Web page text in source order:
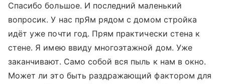
Спасибо большое. И последний маленький
вопросик. У нас прЯм рядом с домом стройка
идёт уже почти год. Прям практически стена к
стене. Я имею ввиду многоэтажной дом. Уже
заканчивают. Само собой вся пыль к нам в окно.
Может ли это быть раздражающий фактором для